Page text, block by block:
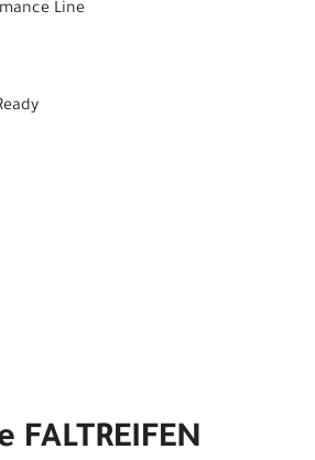
Line
FALTREIFEN